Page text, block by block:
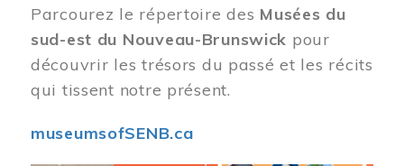
Parcourez le répertoire des Musées du
sud-est du Nouveau-Brunswick pour
découvrir les trésors du passé et les récits
qui tissent notre présent.
museumsofSENB.ca